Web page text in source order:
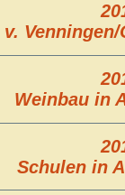
v.
Weinbau in
Schulen in